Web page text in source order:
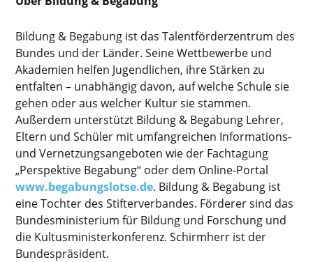
Bildung & Begabung ist das Talentförderzentrum des
Bundes und der Länder. Seine Wettbewerbe und
Akademien helfen Jugendlichen, ihre Stärken zu
entfalten – unabhängig davon, auf welche Schule sie
gehen oder aus welcher Kultur sie stammen.
Außerdem unterstützt Bildung & Begabung Lehrer,
Eltern und Schüler mit umfangreichen Informations-
und Vernetzungsangeboten wie der Fachtagung
„Perspektive Begabung“ oder dem Online-Portal
www.begabungslotse.de. Bildung & Begabung ist
eine Tochter des Stifterverbandes. Förderer sind das
Bundesministerium für Bildung und Forschung und
die Kultusministerkonferenz. Schirmherr ist der
Bundespräsident.